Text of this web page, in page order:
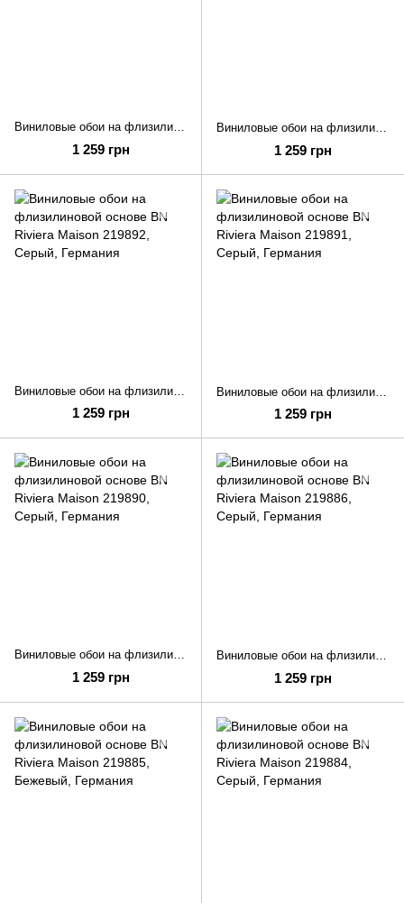
Виниловые обои на флизилиновой основе BN Riviera Maison 219894
1 259 грн
Виниловые обои на флизилиновой основе BN Riviera Maison 219893
1 259 грн
1 259 грн 1 259 грн
Виниловые обои на флизилиновой основе BN Riviera Maison 219890
1 259 грн
Виниловые обои на флизилиновой основе BN Riviera Maison 219886
1 259 грн